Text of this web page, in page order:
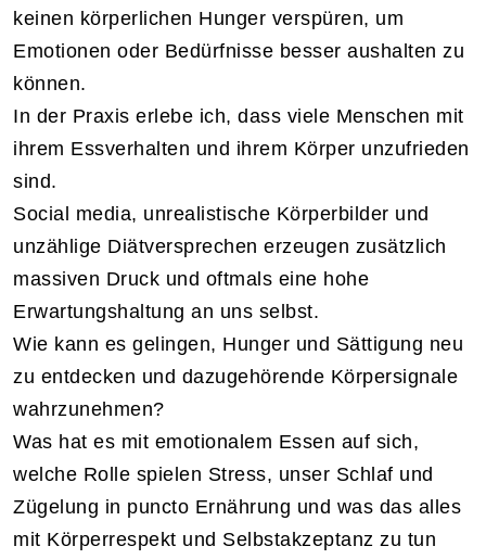
keinen körperlichen Hunger verspüren, um
Emotionen oder Bedürfnisse besser aushalten zu
können.
In der Praxis erlebe ich, dass viele Menschen mit
ihrem Essverhalten und ihrem Körper unzufrieden
sind.
Social media, unrealistische Körperbilder und
unzählige Diätversprechen erzeugen zusätzlich
massiven Druck und oftmals eine hohe
Erwartungshaltung an uns selbst.
Wie kann es gelingen, Hunger und Sättigung neu
zu entdecken und dazugehörende Körpersignale
wahrzunehmen?
Was hat es mit emotionalem Essen auf sich,
welche Rolle spielen Stress, unser Schlaf und
Zügelung in puncto Ernährung und was das alles
mit Körperrespekt und Selbstakzeptanz zu tun